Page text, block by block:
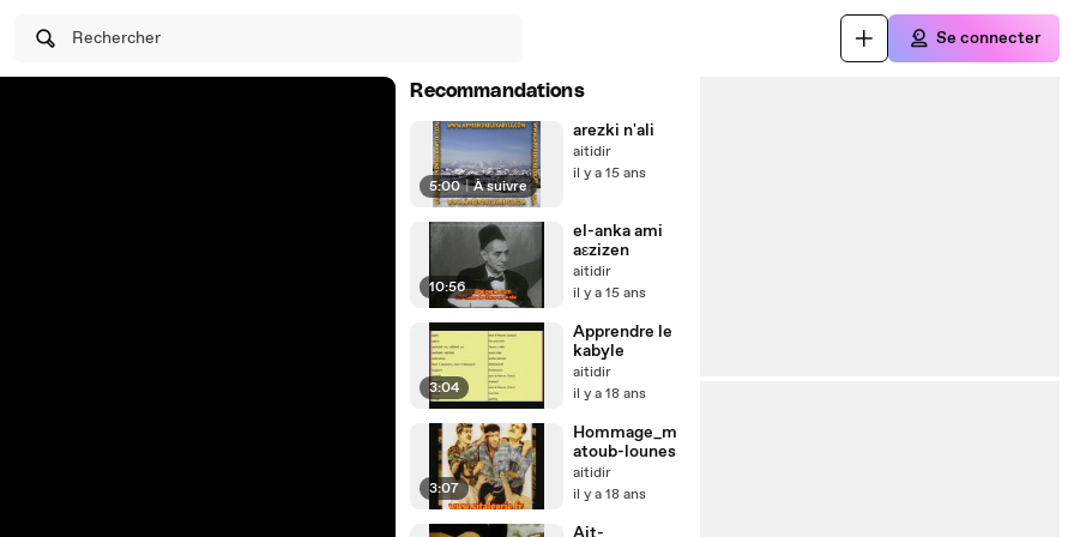
Rechercher Se connecter
Recommandations
5:00 | À suivre
arezki n'ali
aitidir
il y a 15 ans
10:56
el-anka ami
aεzizen
aitidir
il y a 15 ans
3:04
Apprendre le
kabyle
aitidir
il y a 18 ans
3:07
Hommage_m
atoub-lounes
aitidir
il y a 18 ans